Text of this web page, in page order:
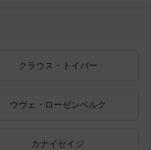
クラウス・トイバー
ウヴェ・ローゼンベルク
カナイセイジ